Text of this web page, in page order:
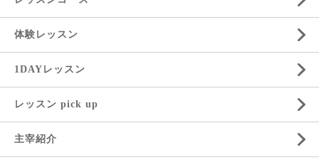
体験レッスン
1DAYレッスン
レッスン pick up
主宰紹介